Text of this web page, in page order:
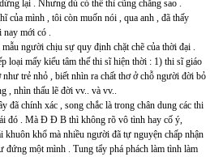
lại . Nhưng dù có thế thì cũng chẳng sao .
của mình , tôi còn muốn nói , qua anh , đã thấy
nay mới có .
người chịu sự quy định chặt chẽ của thời đại .
loại mấy kiểu tâm thế thi sĩ hiện thời : 1) thi sĩ giáo
trẻ nhỏ , biết nhìn ra chất thơ ở chỗ người đời bỏ
, nhìn thấu lẽ đời vv.. và vv..
đã chính xác , song chắc là trong chân dung các thi
đó . Mà Đ Đ B thì không rõ vô tình hay cố ý,
khổ mà nhiều người đã tự nguyện chấp nhận
đứng một mình . Tung tẩy phá phách làm tình làm